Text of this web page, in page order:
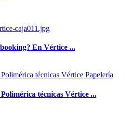
En Vértice ...
técnicas Vértice ...